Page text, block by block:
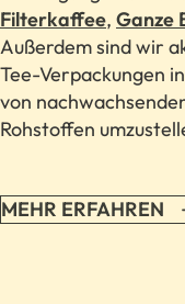
Filterkaffee, Ganze
Außerdem sind wir
Tee-Verpackungen
von
Rohstoffen
MEHR ERFAHREN